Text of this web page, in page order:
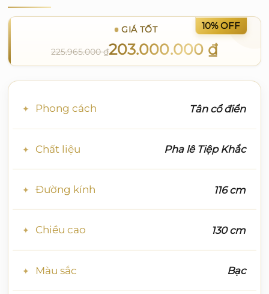
GIÁ TỐT
225.965.000₫203.000.000 ₫
10% OFF
Phong cách Tân cổ điển
Chất liệu Pha lê Tiệp Khắc
Đường kính 116 cm
Chiều cao 130 cm
Màu sắc Bạc